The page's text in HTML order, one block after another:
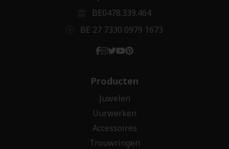
BE0478.339.464
BE 27 7330 0979 1673
Producten
Juwelen
Uurwerken
Accessoires
Trouwringen